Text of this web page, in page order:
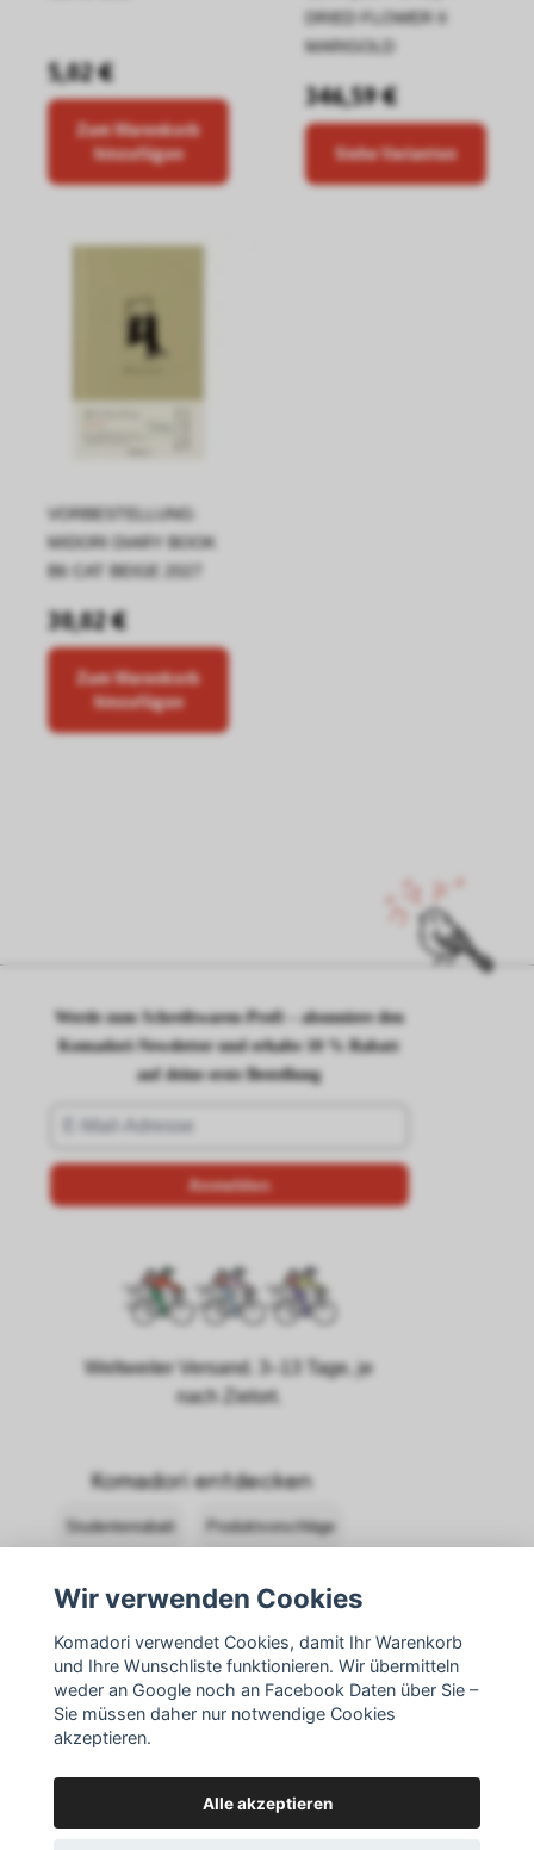
5,02 €
Zum Warenkorb
hinzufügen
DRIED FLOWER II
MARIGOLD
346,59 €
Siehe Varianten
VORBESTELLUNG:
MIDORI DIARY BOOK
B6 CAT BEIGE 2027
30,02 €
Zum Warenkorb
hinzufügen
Werde zum Schreibwaren-Profi – abonniere den
Komadori-Newsletter und erhalte 10 % Rabatt
auf deine erste Bestellung
Weltweiter Versand. 3–13 Tage, je
nach Zielort.
Komadori entdecken
Studentenrabatt Produktvorschläge
Häufig gestellte Fragen Bestseller
Allgemeine Geschäftsbedingungen
Komadori kontaktieren Anmelden
Wir verwenden Cookies
Komadori verwendet Cookies, damit Ihr Warenkorb
und Ihre Wunschliste funktionieren. Wir übermitteln
weder an Google noch an Facebook Daten über Sie –
Sie müssen daher nur notwendige Cookies
akzeptieren.
Alle akzeptieren